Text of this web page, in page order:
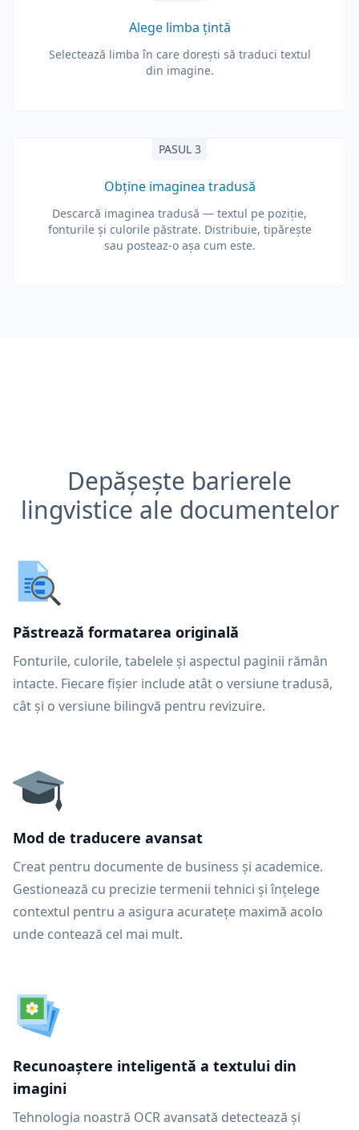
Alege limba țintă
Selectează limba în care dorești să traduci textul
din imagine.
PASUL 3
Obține imaginea tradusă
Descarcă imaginea tradusă — textul pe poziție,
fonturile și culorile păstrate. Distribuie, tipărește
sau posteaz-o așa cum este.
Depășește barierele
lingvistice ale documentelor
Păstrează formatarea originală
Fonturile, culorile, tabelele și aspectul paginii rămân
intacte. Fiecare fișier include atât o versiune tradusă,
cât și o versiune bilingvă pentru revizuire.
Mod de traducere avansat
Creat pentru documente de business și academice.
Gestionează cu precizie termenii tehnici și înțelege
contextul pentru a asigura acuratețe maximă acolo
unde contează cel mai mult.
Recunoaștere inteligentă a textului din
imagini
Tehnologia noastră OCR avansată detectează și